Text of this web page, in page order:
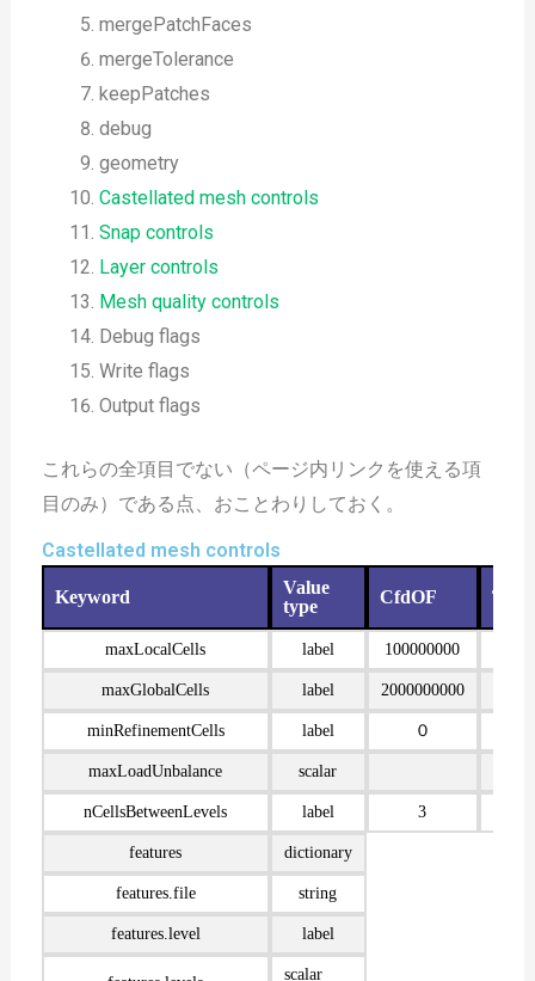
mergePatchFaces
mergeTolerance
keepPatches
debug
geometry
Castellated mesh controls
Snap controls
Layer controls
Mesh quality controls
Debug flags
Write flags
Output flags
これらの全項目でない（ページ内リンクを使える項
目のみ）である点、おことわりしておく。
Castellated mesh controls
Keyword
Value
type
CfdOF
maxLocalCells label 100000000
maxGlobalCells label 2000000000
minRefinementCells label ０
maxLoadUnbalance scalar
nCellsBetweenLevels label 3
features dictionary
features.file string
features.level label
scalar